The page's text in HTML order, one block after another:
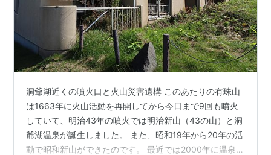
2013年1月28日、日本ジオパークネットワーク・再認
2013年9月9日、世界ジオパークネットワーク・再認定
第3回アジア太平洋ジオパークネットワークシンポジ
ウム（韓国済州島大会）にて
洞爺湖近くの噴火口と火山災害遺構 このあたりの有珠山
は1663年に火山活動を再開してから今日まで9回も噴火
していて、明治43年の噴火では明治新山（43の山）と洞
爺湖温泉が誕生しました。 また、昭和19年から20年の活
動で昭和新山ができたのです。 最近では2000年に温泉街